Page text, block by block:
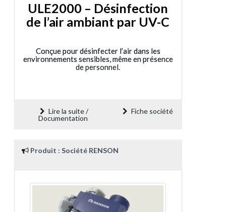
ULE2000 – Désinfection
de l’air ambiant par UV-C
Conçue pour désinfecter l’air dans les
environnements sensibles, même en présence
de personnel.
Lire la suite /
Documentation
Fiche société
Produit : Société RENSON